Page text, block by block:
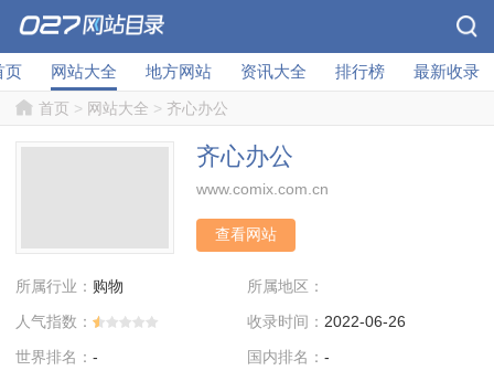
页 网站大全 地方网站 资讯大全 排行榜 最新收录
首页 > 网站大全 > 齐心办公
齐心办公
www.comix.com.cn
查看网站
所属行业： 购物
所属地区：
人气指数：
收录时间： 2022-06-26
世界排名： - 国内排名： -